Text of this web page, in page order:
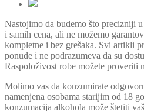
Nastojimo da budemo što precizniji
i samih cena, ali ne možemo
kompletne i bez grešaka. Svi artikli
ponude i ne podrazumeva da su
Raspoloživost robe možete proveriti
Molimo vas da konzumirate
namenjena osobama starijim od 18
konzumacija alkohola može štetiti